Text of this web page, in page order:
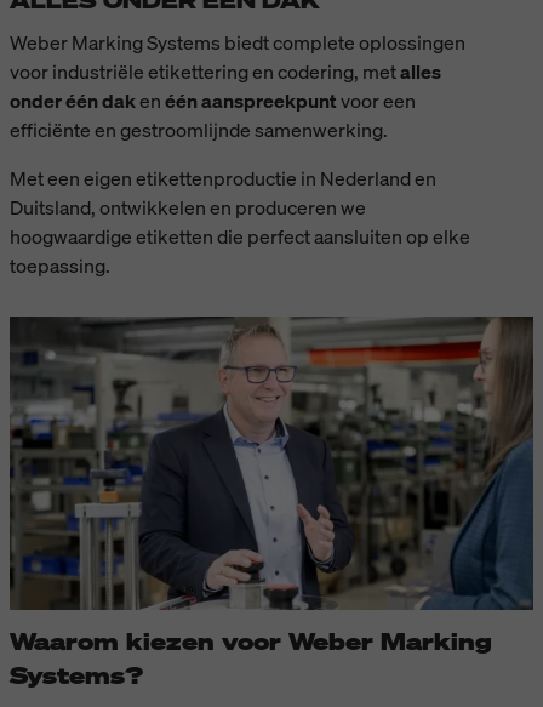
Weber Marking Systems biedt complete oplossingen
voor industriële etikettering en codering, metalles
onder één dakenéén aanspreekpuntvoor een
efficiënte en gestroomlijnde samenwerking.
Met een eigen etikettenproductie in Nederland en
Duitsland, ontwikkelen en produceren we
hoogwaardige etiketten die perfect aansluiten op elke
toepassing.
Waarom kiezen voor Weber Marking
Systems?